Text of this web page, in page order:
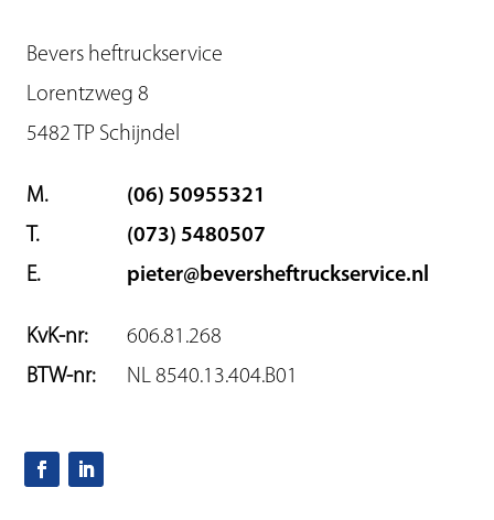
Bevers heftruckservice
Lorentzweg 8
5482 TP Schijndel
M.
(06) 50955321
T.
(073) 5480507
E.
pieter@beversheftruckservice.nl
KvK-nr:
606.81.268
BTW-nr:
NL 8540.13.404.B01